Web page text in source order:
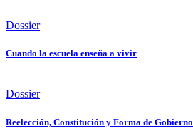
Dossier
Cuando la escuela enseña a vivir
Dossier
Reelección, Constitución y Forma de Gobierno